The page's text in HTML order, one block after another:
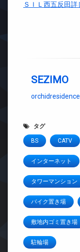
ＳＩＬ西五反田詳
SEZIMO
タグ
BS CATV
インターネット
タワーマンション
バイク置き場
敷地内ゴミ置き場
駐輪場